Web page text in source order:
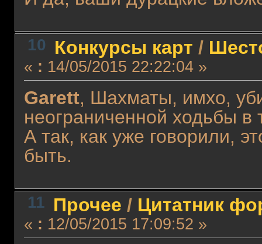
10 Конкурсы карт /
« : 14/05/2015 22:22:04 »
Garett, Шахматы, имхо,
неограниченной ходьбы в
А так, как уже говорили,
быть.
11 Прочее / Цитатник
« : 12/05/2015 17:09:52 »